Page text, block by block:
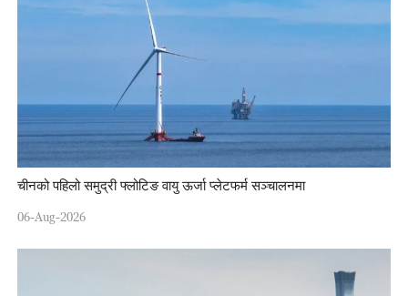
चीनको पहिलो समुद्री फ्लोटिङ वायु ऊर्जा प्लेटफर्म सञ्चालनमा
06-Aug-2026